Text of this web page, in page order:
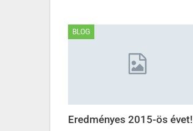
BLOG
Eredményes 2015-ös évet!